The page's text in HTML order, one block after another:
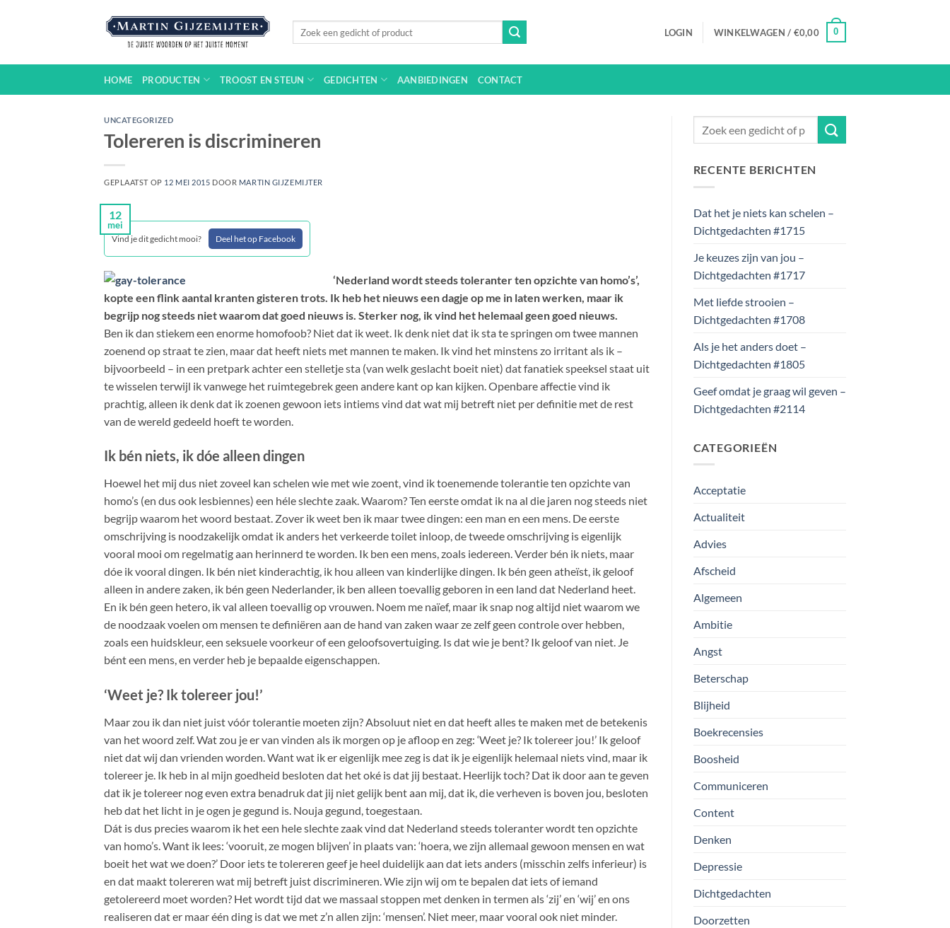
LOGIN WINKELWAGEN / €0,00 0
HOME PRODUCTEN TROOST EN STEUN GEDICHTEN AANBIEDINGEN CONTACT
UNCATEGORIZED
Tolereren is discrimineren
GEPLAATST OP 12 MEI 2015 DOOR MARTIN GIJZEMIJTER
12
mei
Vind je dit gedicht mooi? Deel het op Facebook
‘Nederland wordt steeds toleranter ten opzichte van homo’s’,
kopte een flink aantal kranten gisteren trots. Ik heb het nieuws een dagje op me in laten werken, maar ik
begrijp nog steeds niet waarom dat goed nieuws is. Sterker nog, ik vind het helemaal geen goed nieuws.
Ben ik dan stiekem een enorme homofoob? Niet dat ik weet. Ik denk niet dat ik sta te springen om twee mannen
zoenend op straat te zien, maar dat heeft niets met mannen te maken. Ik vind het minstens zo irritant als ik –
bijvoorbeeld – in een pretpark achter een stelletje sta (van welk geslacht boeit niet) dat fanatiek speeksel staat uit
te wisselen terwijl ik vanwege het ruimtegebrek geen andere kant op kan kijken. Openbare affectie vind ik
prachtig, alleen ik denk dat ik zoenen gewoon iets intiems vind dat wat mij betreft niet per definitie met de rest
van de wereld gedeeld hoeft te worden.
Ik bén niets, ik dóe alleen dingen
Hoewel het mij dus niet zoveel kan schelen wie met wie zoent, vind ik toenemende tolerantie ten opzichte van
homo’s (en dus ook lesbiennes) een héle slechte zaak. Waarom? Ten eerste omdat ik na al die jaren nog steeds niet
begrijp waarom het woord bestaat. Zover ik weet ben ik maar twee dingen: een man en een mens. De eerste
omschrijving is noodzakelijk omdat ik anders het verkeerde toilet inloop, de tweede omschrijving is eigenlijk
vooral mooi om regelmatig aan herinnerd te worden. Ik ben een mens, zoals iedereen. Verder bén ik niets, maar
dóe ik vooral dingen. Ik bén niet kinderachtig, ik hou alleen van kinderlijke dingen. Ik bén geen atheïst, ik geloof
alleen in andere zaken, ik bén geen Nederlander, ik ben alleen toevallig geboren in een land dat Nederland heet.
En ik bén geen hetero, ik val alleen toevallig op vrouwen. Noem me naïef, maar ik snap nog altijd niet waarom we
de noodzaak voelen om mensen te definiëren aan de hand van zaken waar ze zelf geen controle over hebben,
zoals een huidskleur, een seksuele voorkeur of een geloofsovertuiging. Is dat wie je bent? Ik geloof van niet. Je
bént een mens, en verder heb je bepaalde eigenschappen.
‘Weet je? Ik tolereer jou!’
Maar zou ik dan niet juist vóór tolerantie moeten zijn? Absoluut niet en dat heeft alles te maken met de betekenis
van het woord zelf. Wat zou je er van vinden als ik morgen op je afloop en zeg: ‘Weet je? Ik tolereer jou!’ Ik geloof
niet dat wij dan vrienden worden. Want wat ik er eigenlijk mee zeg is dat ik je eigenlijk helemaal niets vind, maar ik
tolereer je. Ik heb in al mijn goedheid besloten dat het oké is dat jij bestaat. Heerlijk toch? Dat ik door aan te geven
dat ik je tolereer nog even extra benadruk dat jij niet gelijk bent aan mij, dat ik, die verheven is boven jou, besloten
heb dat het licht in je ogen je gegund is. Nouja gegund, toegestaan.
Dát is dus precies waarom ik het een hele slechte zaak vind dat Nederland steeds toleranter wordt ten opzichte
van homo’s. Want ik lees: ‘vooruit, ze mogen blijven’ in plaats van: ‘hoera, we zijn allemaal gewoon mensen en wat
boeit het wat we doen?’ Door iets te tolereren geef je heel duidelijk aan dat iets anders (misschin zelfs inferieur) is
en dat maakt tolereren wat mij betreft juist discrimineren. Wie zijn wij om te bepalen dat iets of iemand
getolereerd moet worden? Het wordt tijd dat we massaal stoppen met denken in termen als ‘zij’ en ‘wij’ en ons
realiseren dat er maar één ding is dat we met z’n allen zijn: ‘mensen’. Niet meer, maar vooral ook niet minder.
RECENTE BERICHTEN
Dat het je niets kan schelen –
Dichtgedachten #1715
Je keuzes zijn van jou –
Dichtgedachten #1717
Met liefde strooien –
Dichtgedachten #1708
Als je het anders doet –
Dichtgedachten #1805
Geef omdat je graag wil geven –
Dichtgedachten #2114
CATEGORIEËN
Acceptatie
Actualiteit
Advies
Afscheid
Algemeen
Ambitie
Angst
Beterschap
Blijheid
Boekrecensies
Boosheid
Communiceren
Content
Denken
Depressie
Dichtgedachten
Doorzetten